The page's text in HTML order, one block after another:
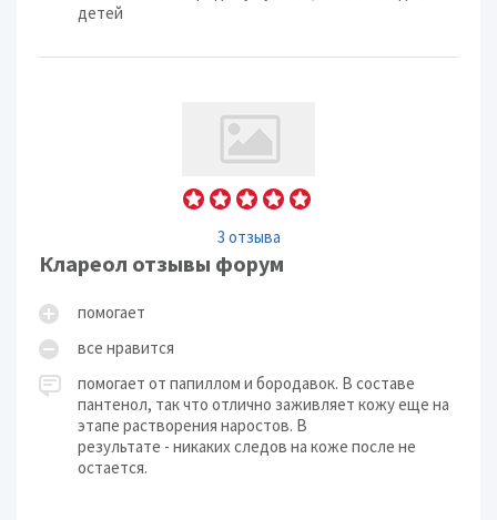
детей
3 отзыва
Клареол отзывы форум
помогает
все нравится
помогает от папиллом и бородавок. В составе
пантенол, так что отлично заживляет кожу еще на
этапе растворения наростов. В
результате - никаких следов на коже после не
остается.